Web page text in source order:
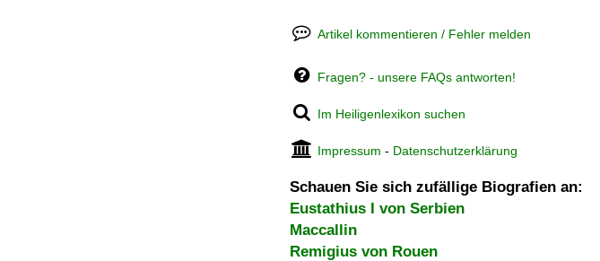
Artikel kommentieren / Fehler melden
Fragen? - unsere FAQs antworten!
Im Heiligenlexikon suchen
Impressum - Datenschutzerklärung
Schauen Sie sich zufällige Biografien an:
Eustathius I von Serbien
Maccallin
Remigius von Rouen